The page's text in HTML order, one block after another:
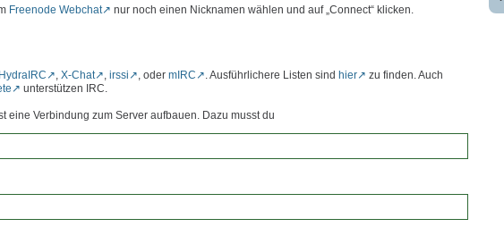
Freenode Webchat nur noch einen Nicknamen wählen und auf „Connect“ klicken.
HydraIRC , X-Chat , irssi , oder mIRC . Ausführlichere Listen sind hier
zu finden. Auch
unterstützen IRC.
eine Verbindung zum Server aufbauen. Dazu musst du